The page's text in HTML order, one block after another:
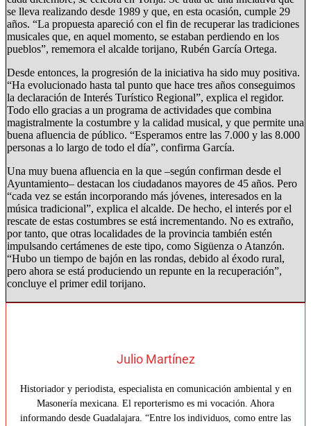
se lleva realizando desde 1989 y que, en esta ocasión, cumple 29
años. “La propuesta apareció con el fin de recuperar las tradiciones
musicales que, en aquel momento, se estaban perdiendo en los
pueblos”, rememora el alcalde torijano, Rubén García Ortega.
Desde entonces, la progresión de la iniciativa ha sido muy positiva.
“Ha evolucionado hasta tal punto que hace tres años conseguimos
la declaración de Interés Turístico Regional”, explica el regidor.
Todo ello gracias a un programa de actividades que combina
magistralmente la costumbre y la calidad musical, y que permite una
buena afluencia de público. “Esperamos entre las 7.000 y las 8.000
personas a lo largo de todo el día”, confirma García.
Una muy buena afluencia en la que –según confirman desde el
Ayuntamiento– destacan los ciudadanos mayores de 45 años. Pero
“cada vez se están incorporando más jóvenes, interesados en la
música tradicional”, explica el alcalde. De hecho, el interés por el
rescate de estas costumbres se está incrementando. No es extraño,
por tanto, que otras localidades de la provincia también estén
impulsando certámenes de este tipo, como Sigüenza o Atanzón.
“Hubo un tiempo de bajón en las rondas, debido al éxodo rural,
pero ahora se está produciendo un repunte en la recuperación”,
concluye el primer edil torijano.
Julio Martínez
Historiador y periodista, especialista en comunicación ambiental y en
Masonería mexicana. El reporterismo es mi vocación. Ahora
informando desde Guadalajara. “Entre los individuos, como entre las